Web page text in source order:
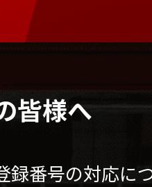
皆様へ
録番号の対応に